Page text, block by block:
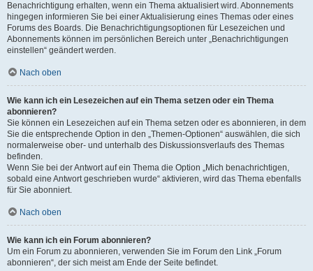
Benachrichtigung erhalten, wenn ein Thema aktualisiert wird. Abonnements
hingegen informieren Sie bei einer Aktualisierung eines Themas oder eines
Forums des Boards. Die Benachrichtigungsoptionen für Lesezeichen und
Abonnements können im persönlichen Bereich unter „Benachrichtigungen
einstellen“ geändert werden.
Nach oben
Wie kann ich ein Lesezeichen auf ein Thema setzen oder ein Thema
abonnieren?
Sie können ein Lesezeichen auf ein Thema setzen oder es abonnieren, in dem
Sie die entsprechende Option in den „Themen-Optionen“ auswählen, die sich
normalerweise ober- und unterhalb des Diskussionsverlaufs des Themas
befinden.
Wenn Sie bei der Antwort auf ein Thema die Option „Mich benachrichtigen,
sobald eine Antwort geschrieben wurde“ aktivieren, wird das Thema ebenfalls
für Sie abonniert.
Nach oben
Wie kann ich ein Forum abonnieren?
Um ein Forum zu abonnieren, verwenden Sie im Forum den Link „Forum
abonnieren“, der sich meist am Ende der Seite befindet.